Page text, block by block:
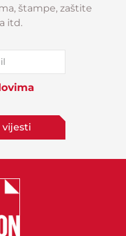
štampe, zaštite
itd.
vijesti